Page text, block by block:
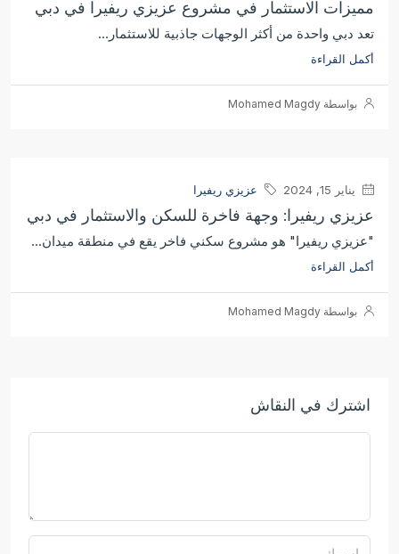
مميزات الاستثمار في مشروع عزيزي ريفيرا في دبي
تعد دبي واحدة من أكثر الوجهات جاذبية للاستثمار...
أكمل القراءة
بواسطة Mohamed Magdy
يناير 15, 2024 عزيزي ريفيرا
عزيزي ريفيرا: وجهة فاخرة للسكن والاستثمار في دبي
"عزيزي ريفيرا" هو مشروع سكني فاخر يقع في منطقة ميدان...
أكمل القراءة
بواسطة Mohamed Magdy
اشترك في النقاش